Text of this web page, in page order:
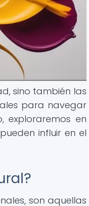
sino también las
para navegar
exploraremos en
influir en el
son aquellas